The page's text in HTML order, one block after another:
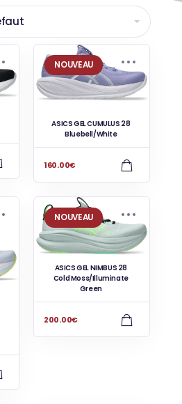
NOUVEAU
ASICS GEL CUMULUS 28
Bluebell/White
160.00€
NOUVEAU
ASICS GEL NIMBUS 28
Cold Moss/Illuminate
Green
200.00€